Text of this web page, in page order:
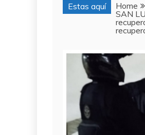
Estas aquí Home
SAN